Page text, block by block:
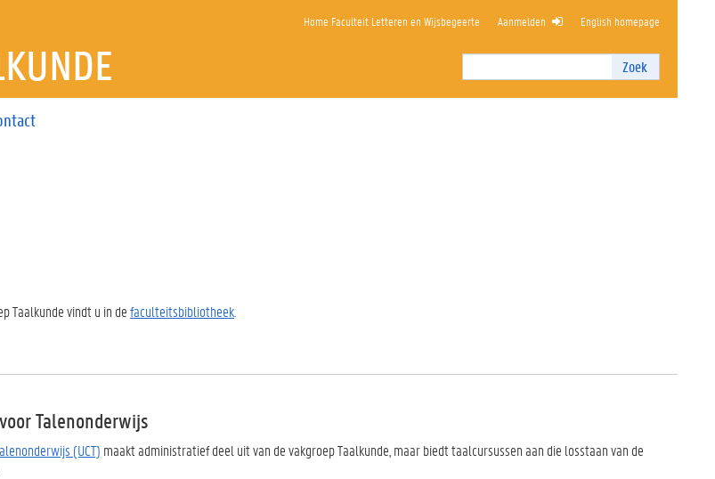
Zoek
Zoek
Home Faculteit Letteren en Wijsbegeerte Aanmelden English homepage
Taalkunde vindt u in defaculteitsbibliotheek
Talenonderwijs
(UCT) maakt administratief deel uit van de vakgroep Taalkunde, maar biedt taalcursussen aan die losstaan van de